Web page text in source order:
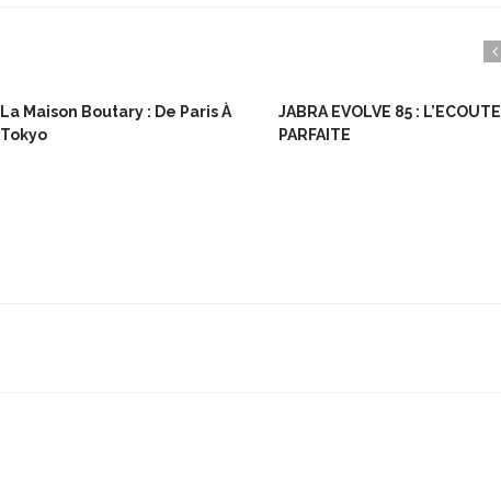
La Maison Boutary : De Paris À
Tokyo
JABRA EVOLVE 85 : L’ECOUTE
PARFAITE